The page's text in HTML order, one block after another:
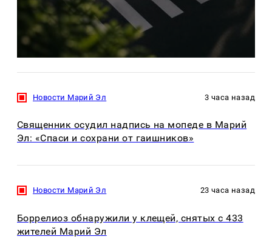
Новости Марий Эл 3 часа назад
Священник осудил надпись на мопеде в Марий
Эл: «Спаси и сохрани от гаишников»
Новости Марий Эл 23 часа назад
Боррелиоз обнаружили у клещей, снятых с 433
жителей Марий Эл